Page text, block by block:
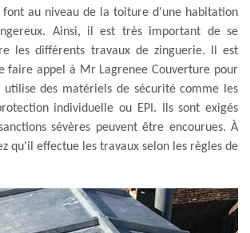
font au niveau de la toiture d'une habitation
Ainsi, il est très important de se
les différents travaux de zinguerie. Il est
faire appel à Mr Lagrenee Couverture pour
des matériels de sécurité comme les
individuelle ou EPI. Ils sont exigés
sévères peuvent être encourues. À
qu'il effectue les travaux selon les règles de